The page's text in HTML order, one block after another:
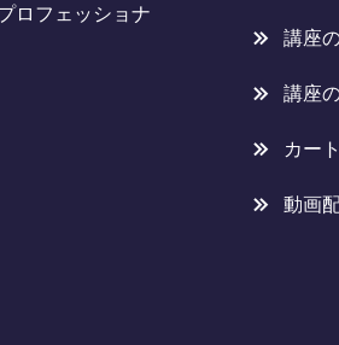
ロフェッショナ
講座
講座
カー
動画